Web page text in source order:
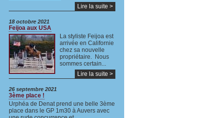
Lire la suite >
18 octobre 2021
Feijoa aux USA
La styliste Feijoa est
arrivée en Californie
chez sa nouvelle
propriétaire. Nous
sommes certain...
Lire la suite >
26 septembre 2021
3ème place !
Urphéa de Denat prend une belle 3ème
place dans le GP 1m30 à Auvers avec